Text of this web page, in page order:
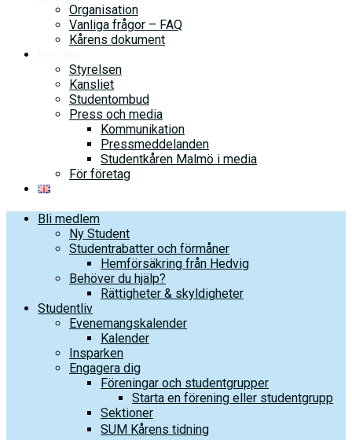
Organisation
Vanliga frågor – FAQ
Kårens dokument
Styrelsen
Kansliet
Studentombud
Press och media
Kommunikation
Pressmeddelanden
Studentkåren Malmö i media
För företag
Bli medlem
Ny Student
Studentrabatter och förmåner
Hemförsäkring från Hedvig
Behöver du hjälp?
Rättigheter & skyldigheter
Studentliv
Evenemangskalender
Kalender
Insparken
Engagera dig
Föreningar och studentgrupper
Starta en förening eller studentgrupp
Sektioner
SUM Kårens tidning